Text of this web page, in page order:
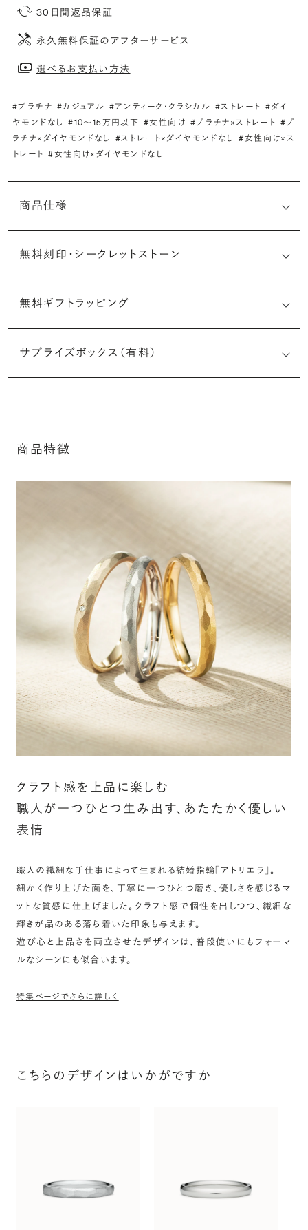
30日間返品保証
永久無料保証のアフターサービス
選べるお支払い方法
#プラチナ #カジュアル #アンティーク・クラシカル #ストレート #ダイ
ヤモンドなし
#10〜15万円以下 #女性向け #プラチナ×ストレート #プ
ラチナ×ダイヤモンドなし
#ストレート×ダイヤモンドなし
#女性向け×ス
トレート #女性向け×ダイヤモンドなし
商品仕様
わせください
無料刻印・ シークレットストーン
ルなメッセージを無料で刻印することができます。注文前だ
けでなく購入後の刻印も、リングに初めて施す初回の刻印
指輪の内側に、誕生石やピンクダイヤモンドなど、お好みの
宝石を選んでセッティングすることができます。ショッピング
カート画面で、お好みの宝石をお選びください (有料)。
無料ギフトラッピング
サプライズボックス（有料）
商品特徴
クラフト感を上品に楽しむ
職人が一つひとつ生み出す、あたたかく優しい
表情
職人の繊細な手仕事によって生まれる結婚指輪『アトリエラ』。
細かく作り上げた面を、丁寧に一つひとつ磨き、優しさを感じるマ
ットな質感に仕上げました。クラフト感で個性を出しつつ、繊細な
輝きが品のある落ち着いた印象も与えます。
遊び心と上品さを両立させたデザインは、普段使いにもフォーマ
ルなシーンにも似合います。
特集ページでさらに詳しく
こちらのデザインはいかがですか